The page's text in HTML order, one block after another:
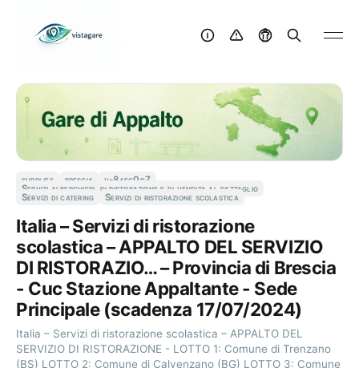
supplies brescia v-8aec0d7
Servizi alberghieri, di ristorazione e di vendita al dettaglio
Servizi di catering Servizi di ristorazione scolastica
Italia – Servizi di ristorazione
scolastica – APPALTO DEL SERVIZIO
DI RISTORAZIO… – Provincia di Brescia
- Cuc Stazione Appaltante - Sede
Principale (scadenza 17/07/2024)
Italia – Servizi di ristorazione scolastica – APPALTO DEL
SERVIZIO DI RISTORAZIONE - LOTTO 1: Comune di Trenzano
(BS) LOTTO 2: Comune di Calvenzano (BG) LOTTO 3: Comune